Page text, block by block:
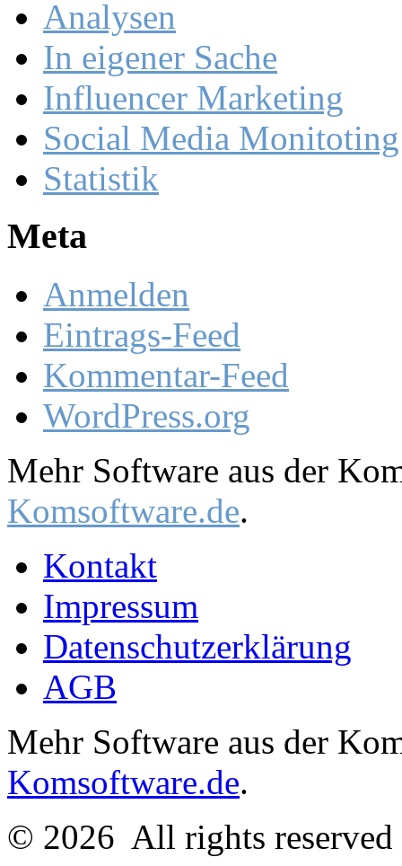
Analysen
In eigener Sache
Influencer Marketing
Social Media Monitoting
Statistik
Meta
Anmelden
Eintrags-Feed
Kommentar-Feed
WordPress.org
Mehr Software aus der
Komsoftware.de.
Kontakt
Impressum
Datenschutzerklärung
AGB
Mehr Software aus der
Komsoftware.de.
© 2026 All rights